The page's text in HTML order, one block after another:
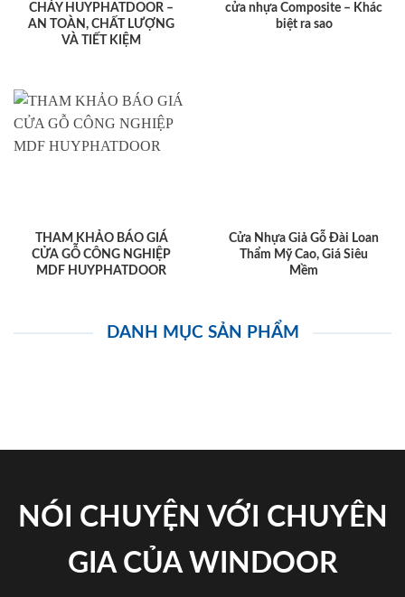
CHÁY HUYPHATDOOR –
AN TOÀN, CHẤT LƯỢNG
VÀ TIẾT KIỆM
cửa nhựa Composite – Khác
biệt ra sao
THAM KHẢO BÁO GIÁ
CỬA GỖ CÔNG NGHIỆP
MDF HUYPHATDOOR
Cửa Nhựa Giả Gỗ Đài Loan
Thẩm Mỹ Cao, Giá Siêu
Mềm
DANH MỤC SẢN PHẨM
NÓI CHUYỆN VỚI CHUYÊN
GIA CỦA WINDOOR